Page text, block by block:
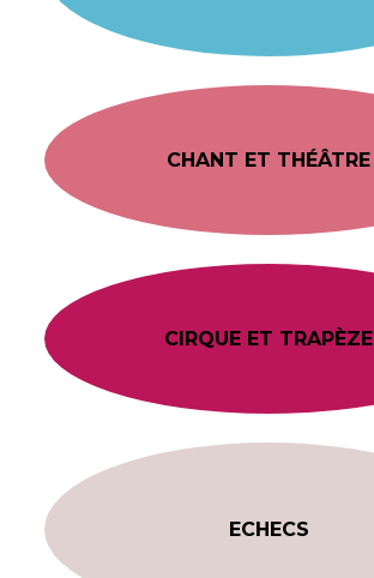
CHANT ET THÉÂTRE
CIRQUE ET TRAPÈZE
ECHECS